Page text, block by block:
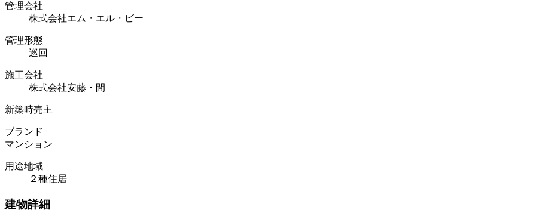
管理会社
株式会社エム・エル・ビー
管理形態
巡回
施工会社
株式会社安藤・間
新築時売主
ブランド
マンション
用途地域
２種住居
建物詳細